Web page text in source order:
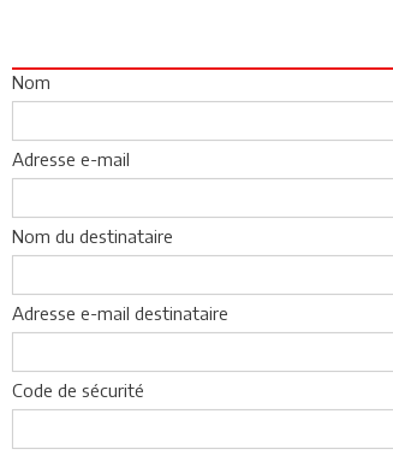
Nom
Adresse e-mail
Nom du destinataire
Adresse e-mail destinataire
Code de sécurité